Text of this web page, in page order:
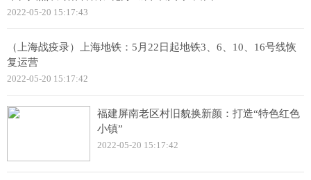
2022-05-20 15:17:43
（上海战疫录）上海地铁：5月22日起地铁3、6、10、16号线恢
复运营
2022-05-20 15:17:42
福建屏南老区村旧貌换新颜：打造“特色红色
小镇”
2022-05-20 15:17:42